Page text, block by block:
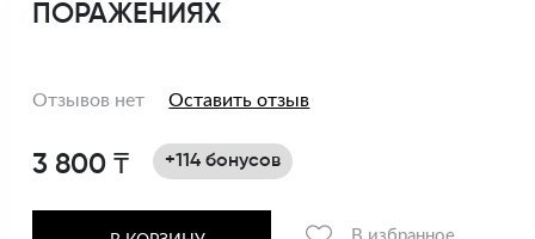
ПОРАЖЕНИЯХ
Отзывов нет Оставить отзыв
3 800 ₸ +114 бонусов